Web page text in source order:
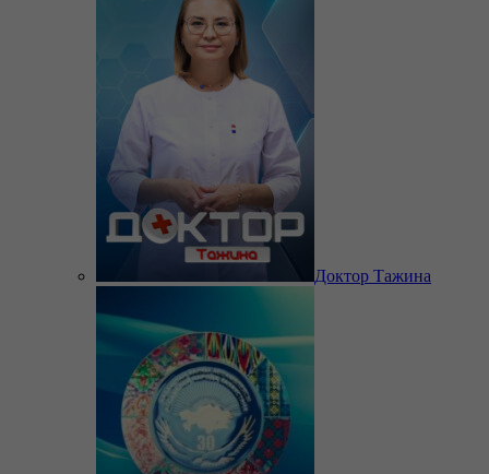
Доктор Тажина